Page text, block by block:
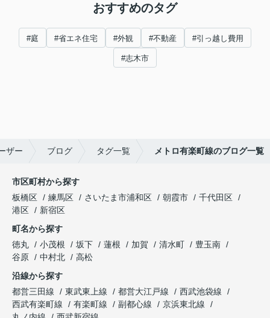
おすすめのタグ
#庭 #省エネ住宅 #外観 #不動産 #引っ越し費用
#志木市
ザー ブログ タグ一覧 メトロ有楽町線のブログ一覧
市区町村から探す
板橋区
練馬区 さいたま市浦和区 朝霞市
千代田区
港区
新宿区
町名から探す
徳丸
小茂根 坂下 蓮根 加賀 清水町
豊玉南
谷原
中村北
高松
沿線から探す
都営三田線
東武東上線 都営大江戸線
西武池袋線
西武有楽町線
有楽町線 副都心線
京浜東北線